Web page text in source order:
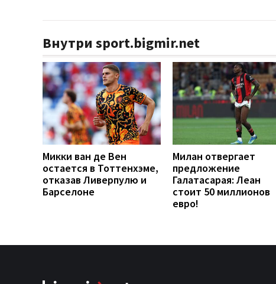
Внутри sport.bigmir.net
Микки ван де Вен
остается в Тоттенхэме,
отказав Ливерпулю и
Барселоне
Милан отвергает
предложение
Галатасарая: Леан
стоит 50 миллионов
евро!